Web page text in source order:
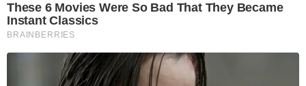
These 6 Movies Were So Bad That They Became
Instant Classics
BRAINBERRIES